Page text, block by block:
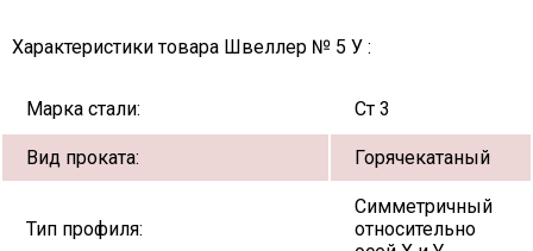
Характеристики товара Швеллер № 5 У :
Марка стали: Ст 3
Вид проката: Горячекатаный
Тип профиля:
Симметричный
относительно